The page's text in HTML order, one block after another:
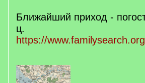
Ближайший приход -
ц.
https://